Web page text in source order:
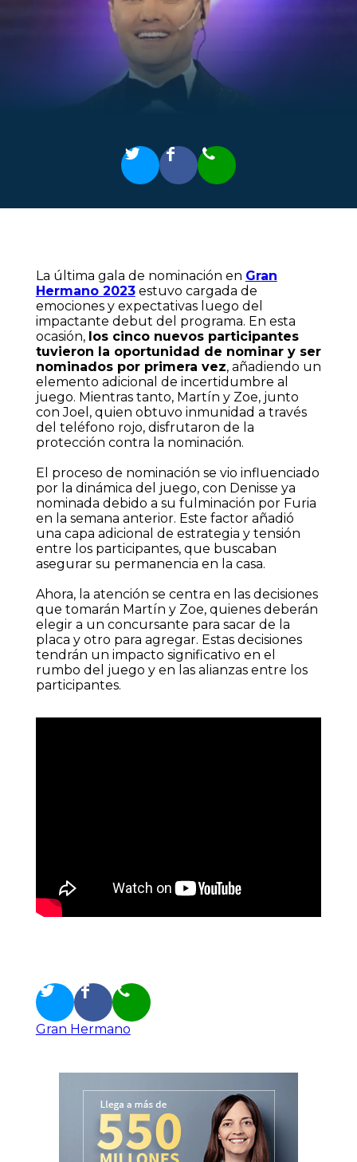
La última gala de nominación en Gran
Hermano 2023estuvo cargada de
emociones y expectativas luego del
impactante debut del programa. En esta
ocasión, los cinco nuevos participantes
tuvieron la oportunidad de nominar y ser
nominados por primera vez, añadiendo un
elemento adicional de incertidumbre al
juego. Mientras tanto, Martín y Zoe, junto
con Joel, quien obtuvo inmunidad a través
del teléfono rojo, disfrutaron de la
protección contra la nominación.
El proceso de nominación se vio influenciado
por la dinámica del juego, con Denisse ya
nominada debido a su fulminación por Furia
en la semana anterior. Este factor añadió
una capa adicional de estrategia y tensión
entre los participantes, que buscaban
asegurar su permanencia en la casa.
Ahora, la atención se centra en las decisiones
que tomarán Martín y Zoe, quienes deberán
elegir a un concursante para sacar de la
placa y otro para agregar. Estas decisiones
tendrán un impacto significativo en el
rumbo del juego y en las alianzas entre los
participantes.
Gran Hermano